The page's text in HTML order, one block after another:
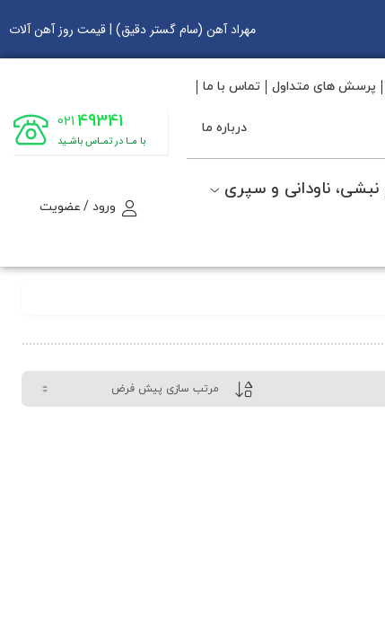
مهراد آهن (سام گستر دقیق) | قیمت روز آهن آلات
پرسش های متداول تماس با ما
درباره ما
نبشی، ناودانی و سپری
49341
021
با مـا در تمـاس باشـید
ورود / عضویت